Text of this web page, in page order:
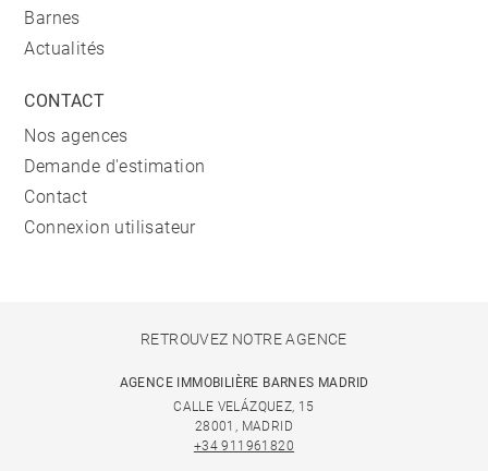
Barnes
Actualités
CONTACT
Nos agences
Demande d'estimation
Contact
Connexion utilisateur
RETROUVEZ NOTRE AGENCE
AGENCE IMMOBILIÈRE BARNES MADRID
CALLE VELÁZQUEZ, 15
28001, MADRID
+34 911961820